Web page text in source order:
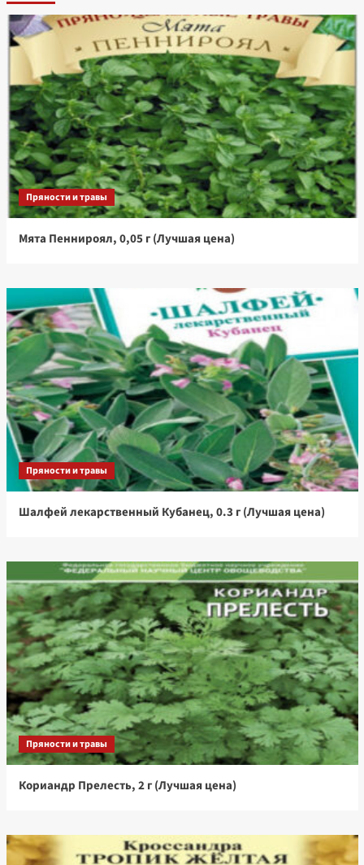
Пряности и травы
Мята Пеннироял, 0,05 г (Лучшая цена)
Пряности и травы
Шалфей лекарственный Кубанец, 0.3 г (Лучшая цена)
Пряности и травы
Кориандр Прелесть, 2 г (Лучшая цена)